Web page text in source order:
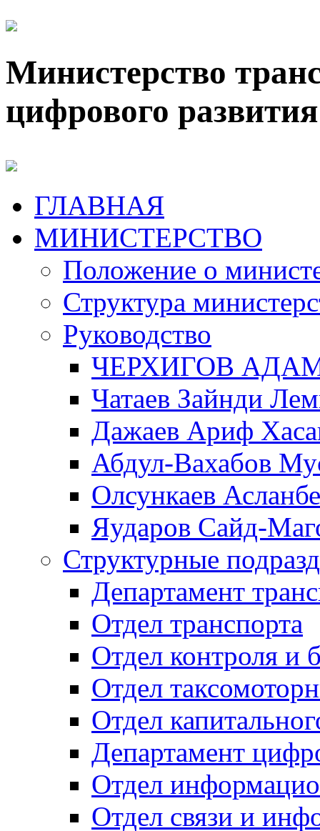
Министерство
цифрового
ГЛАВНАЯ
МИНИСТЕРСТВО
Положение о
Структура
Руководство
ЧЕРХИГОВ
Чатаев Зайнди
Дажаев Ариф
Абдул-Вахабов
Олсункаев
Яударов Сайд-
Структурные
Департамент
Отдел транспорта
Отдел контроля и
Отдел
Отдел
Департамент
Отдел
Отдел связи и